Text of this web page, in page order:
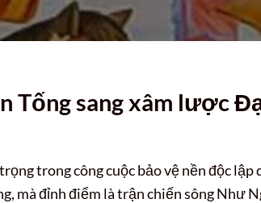
Tống sang xâm lược
trong công cuộc bảo vệ nền độc lập
mà đỉnh điểm là trận chiến sông Như